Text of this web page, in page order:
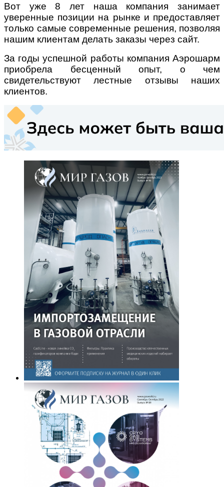
Вот уже 8 лет наша компания занимает
уверенные позиции на рынке и предоставляет
только самые современные решения, позволяя
нашим клиентам делать заказы через сайт.
За годы успешной работы компания Аэрошарм
приобрела бесценный опыт, о чем
свидетельствуют лестные отзывы наших
клиентов.